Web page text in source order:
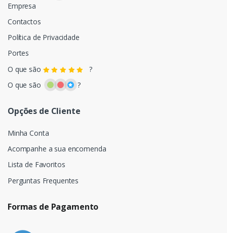
Empresa
Contactos
Política de Privacidade
Portes
O que são
?
O que são
?
Opções de Cliente
Minha Conta
Acompanhe a sua encomenda
Lista de Favoritos
Perguntas Frequentes
Formas de Pagamento